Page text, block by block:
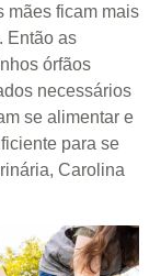
mães ficam mais
Então as
órfãos
necessários
se alimentar e
para se
Carolina